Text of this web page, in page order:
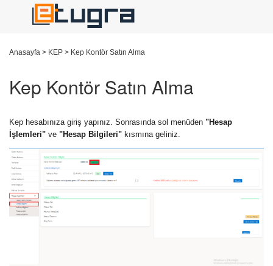
Anasayfa > KEP > Kep Kontör Satın Alma
Kep Kontör Satın Alma
Kep hesabınıza giriş yapınız. Sonrasında sol menüden"Hesap
İşlemleri" ve"Hesap Bilgileri" kısmına geliniz.